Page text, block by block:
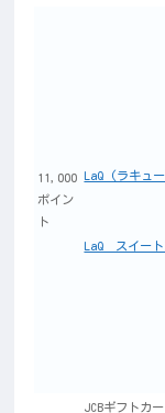
11,000
ポイン
ト
LaQ (ラキュ
LaQ スイート
JCBギフトカ